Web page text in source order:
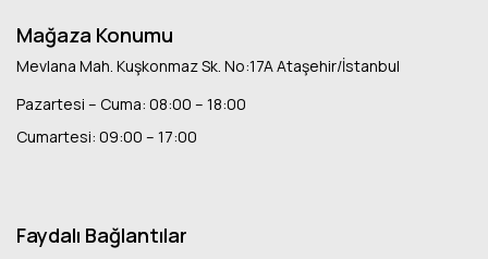
Mağaza Konumu
Mevlana Mah. Kuşkonmaz Sk. No:17A Ataşehir/İstanbul
Pazartesi – Cuma: 08:00 – 18:00
Cumartesi: 09:00 – 17:00
Faydalı Bağlantılar